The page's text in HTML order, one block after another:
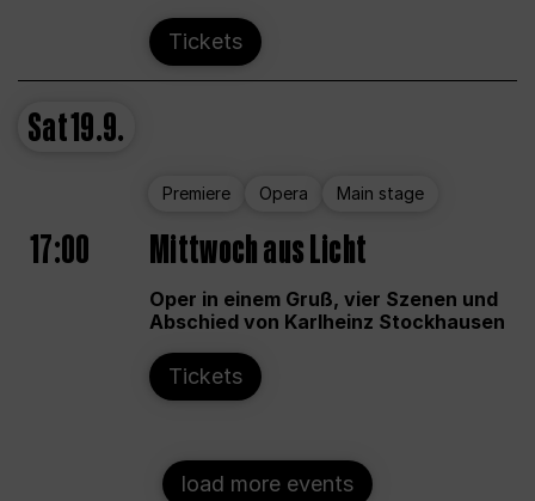
Tickets
Sat19.9.
Premiere Opera Main stage
17:00 Mittwoch aus Licht
Oper in einem Gruß, vier Szenen und
Abschied von Karlheinz Stockhausen
Tickets
load more events